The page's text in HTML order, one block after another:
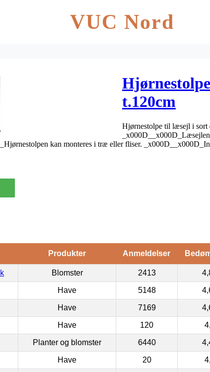
VUC Nord
t.120cm
Hjørnestolpe til læsejl i sort
kan monteres i træ eller fliser.
Produkter Anmeldelser
Blomster 2413
Have 5148
Have 7169
Have 120
Planter og blomster 6440
Have 20